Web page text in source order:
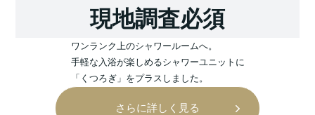
現地調査必須
ワンランク上のシャワールームへ。
手軽な入浴が楽しめるシャワーユニットに
「くつろぎ」をプラスしました。
さらに詳しく見る